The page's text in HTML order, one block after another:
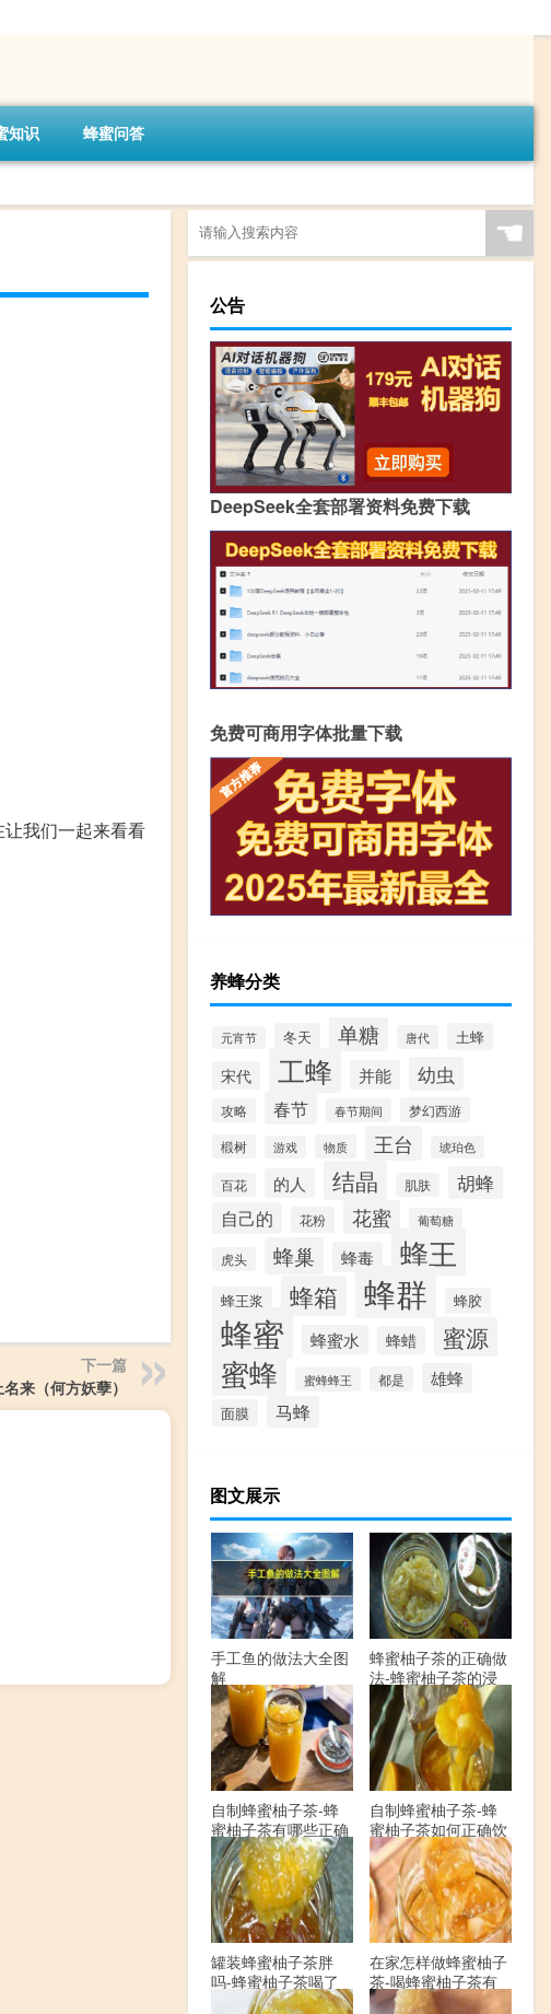
知识 蜂蜜问答
我们一起来看看
下一篇
来（何方妖孽）
☚
公告
DeepSeek全套部署资料免费下载
免费可商用字体批量下载
养蜂分类
元宵节 冬天 单糖 唐代 土蜂
宋代 工蜂 并能 幼虫
攻略 春节 春节期间 梦幻西游
椴树 游戏 物质 王台 琥珀色
百花 的人 结晶 肌肤 胡蜂
自己的 花粉 花蜜 葡萄糖
虎头 蜂巢 蜂毒 蜂王
蜂王浆 蜂箱 蜂群 蜂胶
蜂蜜 蜂蜜水 蜂蜡 蜜源
蜜蜂 蜜蜂蜂王 都是 雄蜂
面膜 马蜂
图文展示
手工鱼的做法大全图
解
蜂蜜柚子茶的正确做
法-蜂蜜柚子茶的浸
泡方法有哪些？
自制蜂蜜柚子茶-蜂
蜜柚子茶有哪些正确
的做法？
自制蜂蜜柚子茶-蜂
蜜柚子茶如何正确饮
用？
罐装蜂蜜柚子茶胖
吗-蜂蜜柚子茶喝了
会发胖吗？
在家怎样做蜂蜜柚子
茶-喝蜂蜜柚子茶有
哪些禁忌？